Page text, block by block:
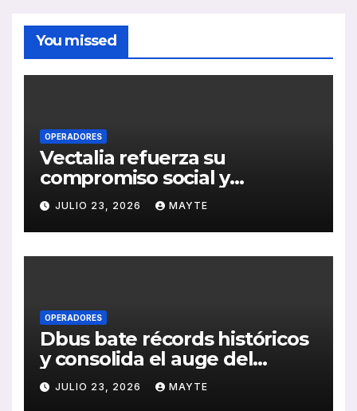
You missed
OPERADORES
Vectalia refuerza su
compromiso social y
medioambiental con la
publicación de su Memoria
de RSC 2025
JULIO 23, 2026 MAYTE
OPERADORES
Dbus bate récords históricos
y consolida el auge del
transporte público en San
Sebastián
JULIO 23, 2026 MAYTE